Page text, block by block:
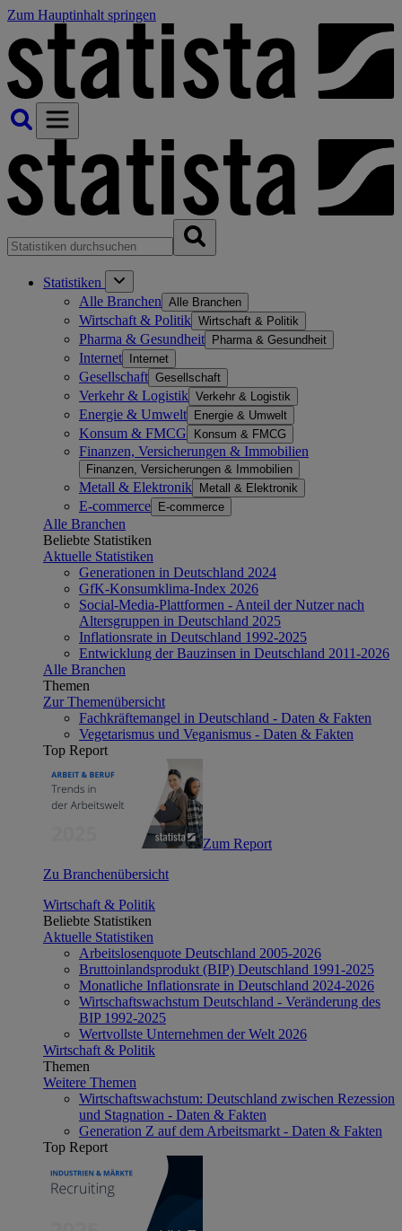
Zum Hauptinhalt springen
Statistiken
Alle Branchen Alle Branchen
Wirtschaft & Politik Wirtschaft & Politik
Pharma & Gesundheit Pharma & Gesundheit
Internet Internet
Gesellschaft Gesellschaft
Verkehr & Logistik Verkehr & Logistik
Energie & Umwelt Energie & Umwelt
Konsum & FMCG Konsum & FMCG
Finanzen, Versicherungen & Immobilien
Finanzen, Versicherungen & Immobilien
Metall & Elektronik Metall & Elektronik
E-commerce E-commerce
Alle Branchen
Beliebte Statistiken
Aktuelle Statistiken
Generationen in Deutschland 2024
GfK-Konsumklima-Index 2026
Social-Media-Plattformen - Anteil der Nutzer nach
Altersgruppen in Deutschland 2025
Inflationsrate in Deutschland 1992-2025
Entwicklung der Bauzinsen in Deutschland 2011-2026
Alle Branchen
Themen
Zur Themenübersicht
Fachkräftemangel in Deutschland - Daten & Fakten
Vegetarismus und Veganismus - Daten & Fakten
Top Report
Zum Report
Zu Branchenübersicht
Wirtschaft & Politik
Beliebte Statistiken
Aktuelle Statistiken
Arbeitslosenquote Deutschland 2005-2026
Bruttoinlandsprodukt (BIP) Deutschland 1991-2025
Monatliche Inflationsrate in Deutschland 2024-2026
Wirtschaftswachstum Deutschland - Veränderung des
BIP 1992-2025
Wertvollste Unternehmen der Welt 2026
Wirtschaft & Politik
Themen
Weitere Themen
Wirtschaftswachstum: Deutschland zwischen Rezession
und Stagnation - Daten & Fakten
Generation Z auf dem Arbeitsmarkt - Daten & Fakten
Top Report